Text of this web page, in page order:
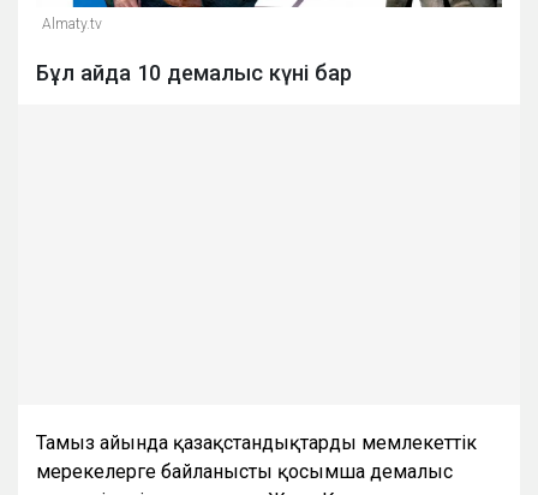
Almaty.tv
Бұл айда 10 демалыс күні бар
Тамыз айында қазақстандықтарды мемлекеттік
мерекелерге байланысты қосымша демалыс